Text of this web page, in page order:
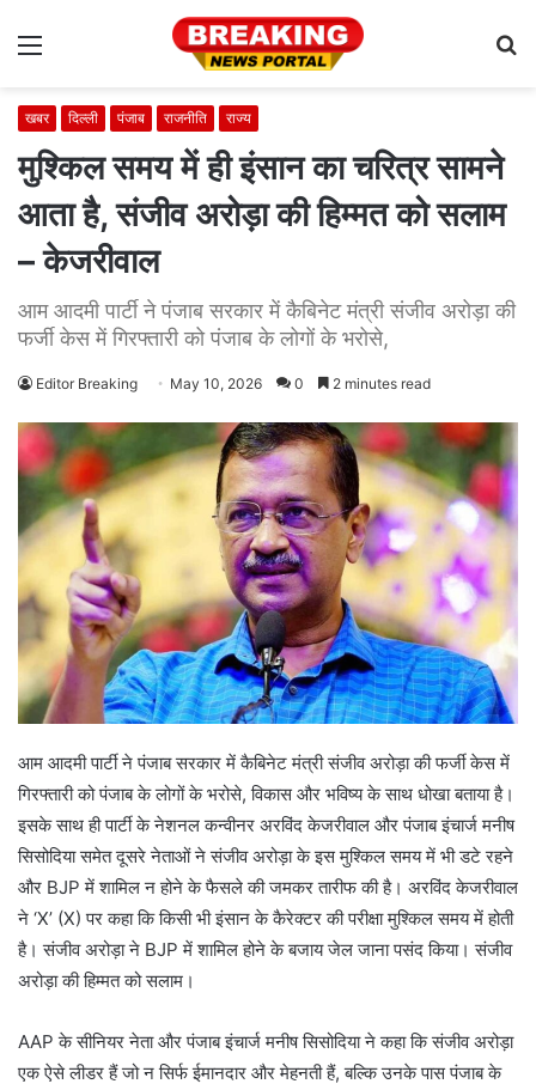
Menu
खबर दिल्ली पंजाब राजनीति राज्य
मुश्किल समय में ही इंसान का चरित्र सामने
आता है, संजीव अरोड़ा की हिम्मत को सलाम
– केजरीवाल
आम आदमी पार्टी ने पंजाब सरकार में कैबिनेट मंत्री संजीव अरोड़ा की
फर्जी केस में गिरफ्तारी को पंजाब के लोगों के भरोसे,
Editor Breaking May 10, 2026 0 2 minutes read
आम आदमी पार्टी ने पंजाब सरकार में कैबिनेट मंत्री संजीव अरोड़ा की फर्जी केस में
गिरफ्तारी को पंजाब के लोगों के भरोसे, विकास और भविष्य के साथ धोखा बताया है।
इसके साथ ही पार्टी के नेशनल कन्वीनर अरविंद केजरीवाल और पंजाब इंचार्ज मनीष
सिसोदिया समेत दूसरे नेताओं ने संजीव अरोड़ा के इस मुश्किल समय में भी डटे रहने
और BJP में शामिल न होने के फैसले की जमकर तारीफ की है। अरविंद केजरीवाल
ने ‘X’ (X) पर कहा कि किसी भी इंसान के कैरेक्टर की परीक्षा मुश्किल समय में होती
है। संजीव अरोड़ा ने BJP में शामिल होने के बजाय जेल जाना पसंद किया। संजीव
अरोड़ा की हिम्मत को सलाम।
AAP के सीनियर नेता और पंजाब इंचार्ज मनीष सिसोदिया ने कहा कि संजीव अरोड़ा
एक ऐसे लीडर हैं जो न सिर्फ ईमानदार और मेहनती हैं, बल्कि उनके पास पंजाब के